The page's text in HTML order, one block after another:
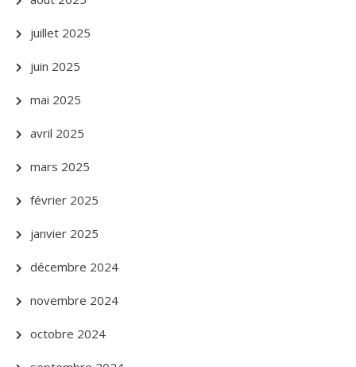
juillet 2025
juin 2025
mai 2025
avril 2025
mars 2025
février 2025
janvier 2025
décembre 2024
novembre 2024
octobre 2024